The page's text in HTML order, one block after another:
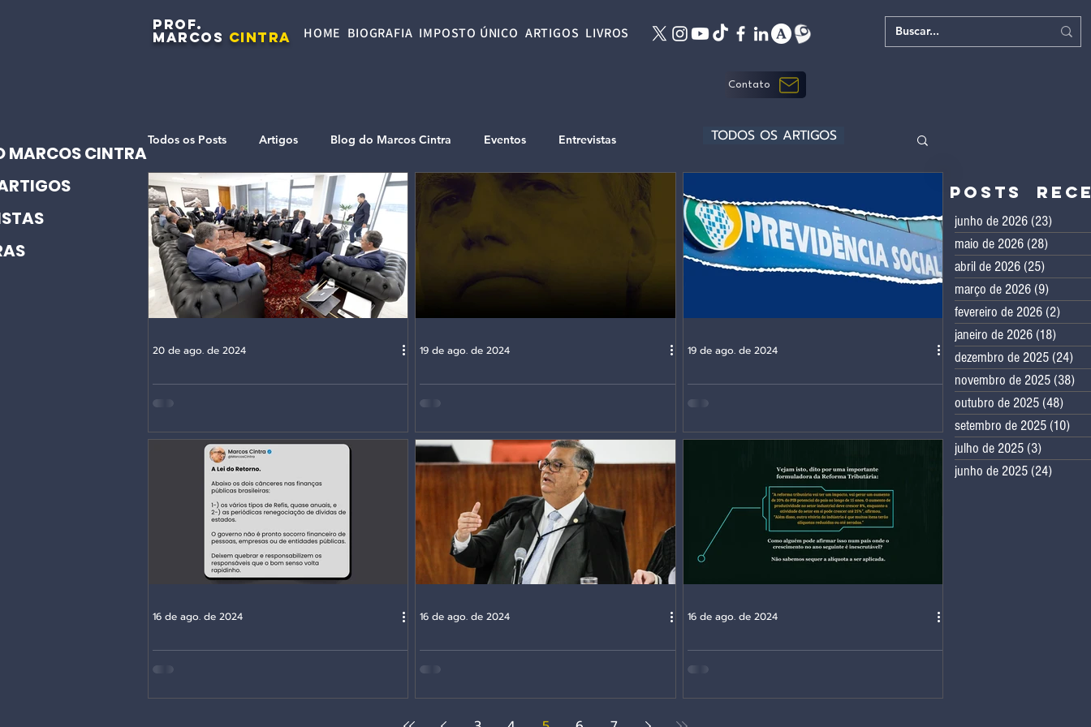
PROF.
MARCOS CINTRA HOME BIOGRAFIA IMPOSTO ÚNICO ARTIGOS LIVROS
Contato
MARCOS CINTRA
Todos os Posts Artigos Blog do Marcos Cintra Eventos Entrevistas
Vergonhosa decisão…
20 de ago. de 2024
Valdemar ganhou …diz Bolsonaro
19 de ago. de 2024
Deixar a Previdência quebrar?
19 de ago. de 2024
A Lei do Retorno
16 de ago. de 2024
Mercadores de projetos
16 de ago. de 2024
Fake tributário
16 de ago. de 2024
TODOS OS ARTIGOS
Posts
junho de 2026 (23)
maio de 2026 (28)
abril de 2026 (25)
março de 2026 (9)
fevereiro de 2026 (2)
janeiro de 2026 (18)
dezembro de 2025 (24)
novembro de 2025 (38)
outubro de 2025 (48)
setembro de 2025 (10)
julho de 2025 (3)
junho de 2025 (24)